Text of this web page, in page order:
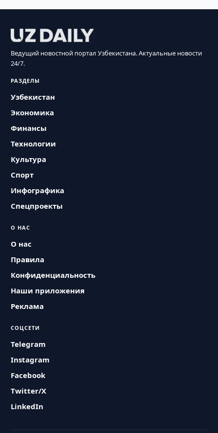
Ведущий новостной портал Узбекистана. Актуальные новости
24/7.
РАЗДЕЛЫ
Узбекистан
Экономика
Финансы
Технологии
Культура
Спорт
Инфографика
Спецпроекты
О НАС
О нас
Правила
Конфиденциальность
Наши приложения
Реклама
СОЦСЕТИ
Telegram
Instagram
Facebook
Twitter/X
LinkedIn